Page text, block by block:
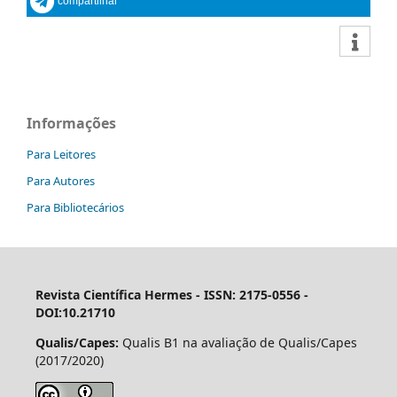
Informações
Para Leitores
Para Autores
Para Bibliotecários
Revista Científica Hermes - ISSN: 2175-0556 -
DOI:10.21710
Qualis/Capes: Qualis B1 na avaliação de Qualis/Capes
(2017/2020)